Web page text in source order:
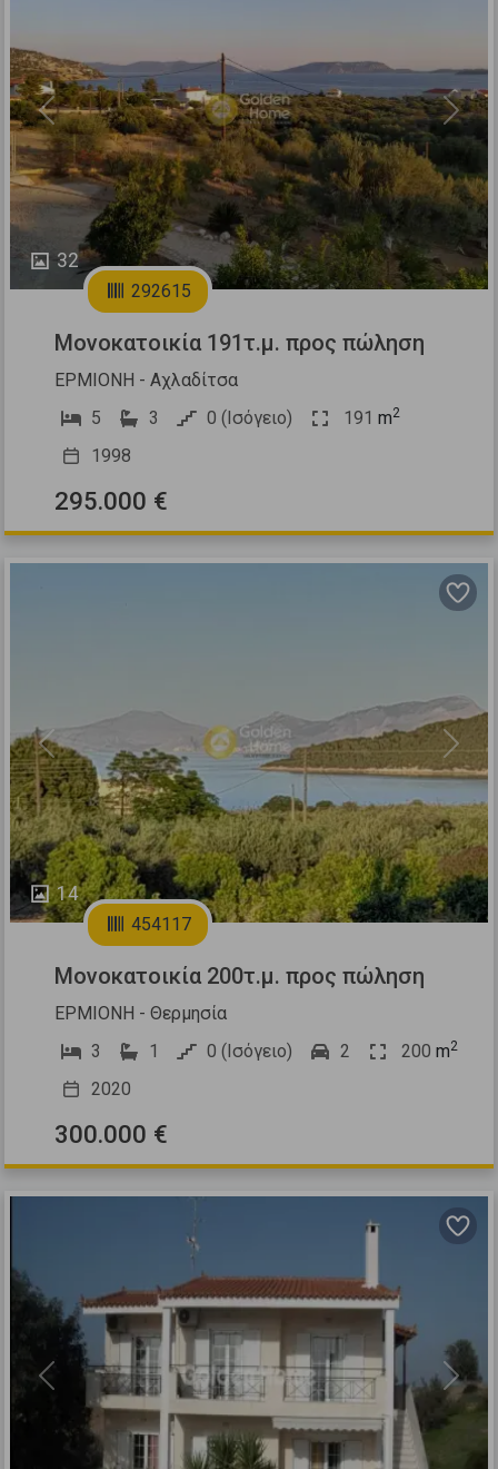
32
Previous Next
292615
Μονοκατοικία 191τ.μ. προς πώληση
ΕΡΜΙΟΝΗ - Αχλαδίτσα
5
3 0 (Ισόγειο) 191 m2
1998
295.000 €
14
Previous Next
454117
Μονοκατοικία 200τ.μ. προς πώληση
ΕΡΜΙΟΝΗ - Θερμησία
3
1 0 (Ισόγειο) 2 200 m2
2020
300.000 €
Previous Next